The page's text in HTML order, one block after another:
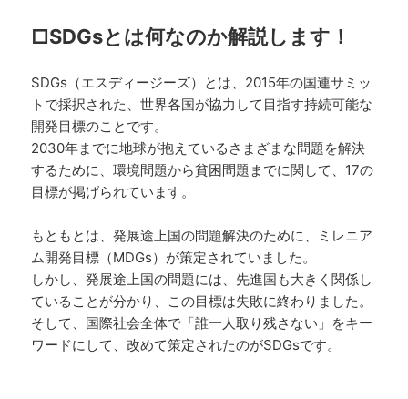
□SDGsとは何なのか解説します！
SDGs（エスディージーズ）とは、2015年の国連サミッ
トで採択された、世界各国が協力して目指す持続可能な
開発目標のことです。
2030年までに地球が抱えているさまざまな問題を解決
するために、環境問題から貧困問題までに関して、17の
目標が掲げられています。
もともとは、発展途上国の問題解決のために、ミレニア
ム開発目標（MDGs）が策定されていました。
しかし、発展途上国の問題には、先進国も大きく関係し
ていることが分かり、この目標は失敗に終わりました。
そして、国際社会全体で「誰一人取り残さない」をキー
ワードにして、改めて策定されたのがSDGsです。